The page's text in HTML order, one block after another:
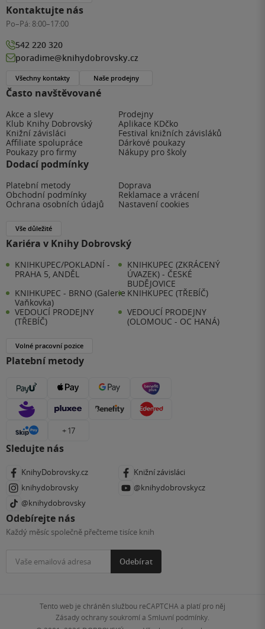
Často navštěvované
Akce a slevy
Prodejny
Klub Knihy Dobrovský
Aplikace KDčko
Knižní závisláci
Festival knižních závisláků
Affiliate spolupráce
Dárkové poukazy
Poukazy pro firmy
Nákupy pro školy
Dodací podmínky
Platební metody
Doprava
Obchodní podmínky
Reklamace a vrácení
Ochrana osobních údajů
Nastavení cookies
Vše důležité
Kariéra v Knihy Dobrovský
KNIHKUPEC/POKLADNÍ -
PRAHA 5, ANDĚL
KNIHKUPEC (ZKRÁCENÝ
ÚVAZEK) - ČESKÉ
BUDĚJOVICE
KNIHKUPEC - BRNO (Galerie
Vaňkovka)
KNIHKUPEC (TŘEBÍČ)
VEDOUCÍ PRODEJNY
(TŘEBÍČ)
VEDOUCÍ PRODEJNY
(OLOMOUC - OC HANÁ)
Volné pracovní pozice
Platební metody
+ 17
Sledujte nás
KnihyDobrovsky.cz
Knižní závisláci
knihydobrovsky
@knihydobrovskycz
@knihydobrovsky
Odebírejte nás
Každý měsíc společně přečteme tisíce knih
Odebírat
Kontaktujte nás
Po–Pá: 8:00–17:00
542 220 320
poradime@knihydobrovsky.cz
Všechny kontakty Naše prodejny
Tento web je chráněn službou reCAPTCHA a platí pro něj
Zásady ochrany soukromía Smluvní podmínky